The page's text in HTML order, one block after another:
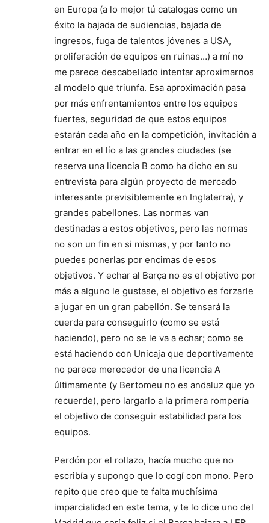
en Europa (a lo mejor tú catalogas como un
éxito la bajada de audiencias, bajada de
ingresos, fuga de talentos jóvenes a USA,
proliferación de equipos en ruinas…) a mí no
me parece descabellado intentar aproximarnos
al modelo que triunfa. Esa aproximación pasa
por más enfrentamientos entre los equipos
fuertes, seguridad de que estos equipos
estarán cada año en la competición, invitación a
entrar en el lío a las grandes ciudades (se
reserva una licencia B como ha dicho en su
entrevista para algún proyecto de mercado
interesante previsiblemente en Inglaterra), y
grandes pabellones. Las normas van
destinadas a estos objetivos, pero las normas
no son un fin en si mismas, y por tanto no
puedes ponerlas por encimas de esos
objetivos. Y echar al Barça no es el objetivo por
más a alguno le gustase, el objetivo es forzarle
a jugar en un gran pabellón. Se tensará la
cuerda para conseguirlo (como se está
haciendo), pero no se le va a echar; como se
está haciendo con Unicaja que deportivamente
no parece merecedor de una licencia A
últimamente (y Bertomeu no es andaluz que yo
recuerde), pero largarlo a la primera rompería
el objetivo de conseguir estabilidad para los
equipos.
Perdón por el rollazo, hacía mucho que no
escribía y supongo que lo cogí con mono. Pero
repito que creo que te falta muchísima
imparcialidad en este tema, y te lo dice uno del